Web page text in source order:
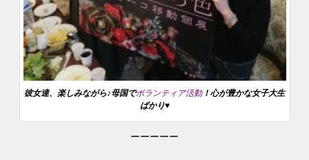
彼女達、楽しみながら♪母国でボランティア活動！心が豊かな女子大生
ばかり♥
ーーーーー